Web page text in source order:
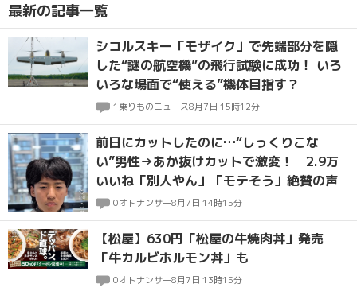
最新の記事一覧
シコルスキー「モザイク」で先端部分を隠
した“謎の航空機”の飛行試験に成功！ いろ
いろな場面で“使える”機体目指す？
1 乗りものニュース8月7日 15時12分
前日にカットしたのに…“しっくりこな
い”男性→あか抜けカットで激変！ 2.9万
いいね「別人やん」「モテそう」絶賛の声
0オトナンサー8月7日 14時15分
【松屋】630円「松屋の牛焼肉丼」発売
「牛カルビホルモン丼」も
0オトナンサー8月7日 13時15分